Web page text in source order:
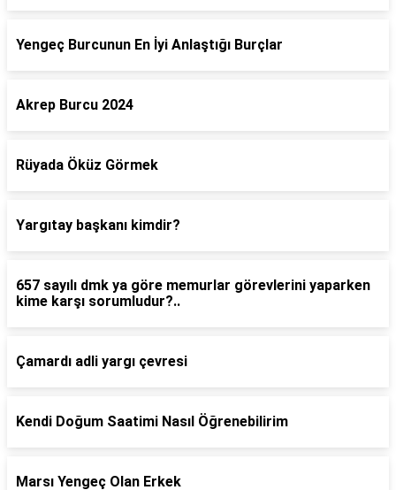
Yengeç Burcunun En İyi Anlaştığı Burçlar
Akrep Burcu 2024
Rüyada Öküz Görmek
Yargıtay başkanı kimdir?
657 sayılı dmk ya göre memurlar görevlerini yaparken
kime karşı sorumludur?..
Çamardı adli yargı çevresi
Kendi Doğum Saatimi Nasıl Öğrenebilirim
Marsı Yengeç Olan Erkek